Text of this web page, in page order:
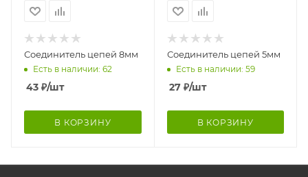
Соединитель цепей 8мм
Есть в наличии: 62
43 ₽/шт
В КОРЗИНУ
Соединитель цепей 5мм
Есть в наличии: 59
27₽/шт
В КОРЗИНУ